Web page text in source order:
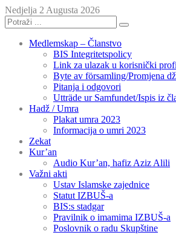
Nedjelja 2 Augusta 2026
Medlemskap – Članstvo
BIS Integritetspolicy
Link za ulazak u korisnički
Byte av församling/Promjena
Pitanja i odgovori
Utträde ur Samfundet/Ispis iz
Hadž / Umra
Plakat umra 2023
Informacija o umri 2023
Zekat
Kur’an
Audio Kur’an, hafiz Aziz Alili
Važni akti
Ustav Islamske zajednice
Statut IZBUŠ-a
BIS:s stadgar
Pravilnik o imamima IZBUŠ-a
Poslovnik o radu Skupštine